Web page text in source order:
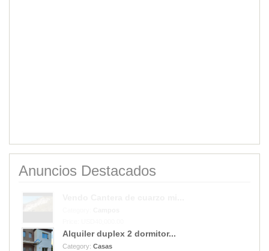
Anuncios Destacados
Alquiler duplex 2 dormitor...
Category: Casas